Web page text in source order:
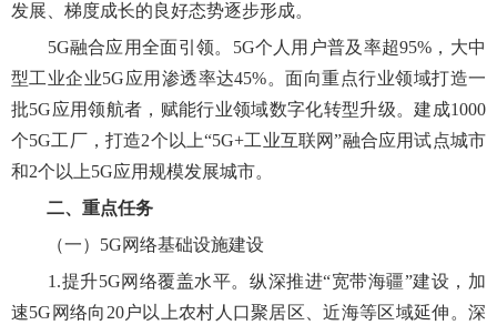
发展、梯度成长的良好态势逐步形成。
5G融合应用全面引领。5G个人用户普及率超95%，大中
型工业企业5G应用渗透率达45%。面向重点行业领域打造一
批5G应用领航者，赋能行业领域数字化转型升级。建成1000
个5G工厂，打造2个以上“5G+工业互联网”融合应用试点城市
和2个以上5G应用规模发展城市。
二、重点任务
（一）5G网络基础设施建设
1.提升5G网络覆盖水平。纵深推进“宽带海疆”建设，加
速5G网络向20户以上农村人口聚居区、近海等区域延伸。深